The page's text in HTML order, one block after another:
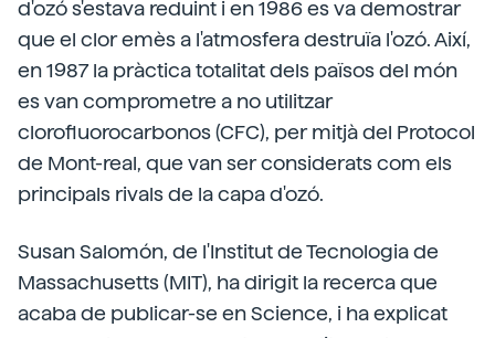
d'ozó s'estava reduint i en 1986 es va demostrar
que el clor emès a l'atmosfera destruïa l'ozó. Així,
en 1987 la pràctica totalitat dels països del món
es van comprometre a no utilitzar
clorofluorocarbonos (CFC), per mitjà del Protocol
de Mont-real, que van ser considerats com els
principals rivals de la capa d'ozó.
Susan Salomón, de l'Institut de Tecnologia de
Massachusetts (MIT), ha dirigit la recerca que
acaba de publicar-se en Science, i ha explicat